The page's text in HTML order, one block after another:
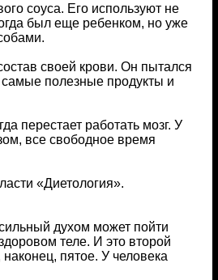
соуса. Его используют не
был еще ребенком, но уже
своей крови. Он пытался
самые полезные продукты и
перестает работать мозг. У
все свободное время
«Диетология».
духом может пойти
теле. И это второй
пятое. У человека